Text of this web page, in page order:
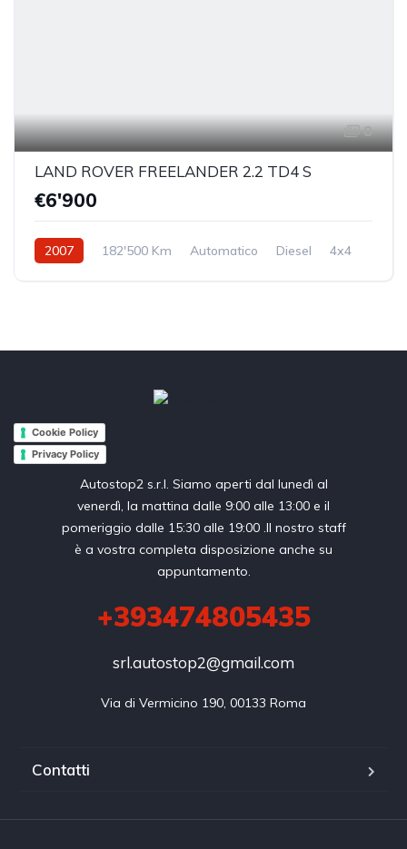
8
LAND ROVER FREELANDER 2.2 TD4 S
€6'900
2007 182'500 Km Automatico Diesel 4x4
Cookie Policy
Privacy Policy
Autostop2 s.r.l. Siamo aperti dal lunedì al
venerdì, la mattina dalle 9:00 alle 13:00 e il
pomeriggio dalle 15:30 alle 19:00 .Il nostro staff
è a vostra completa disposizione anche su
appuntamento.
+393474805435
srl.autostop2@gmail.com
Via di Vermicino 190, 00133 Roma
Contatti